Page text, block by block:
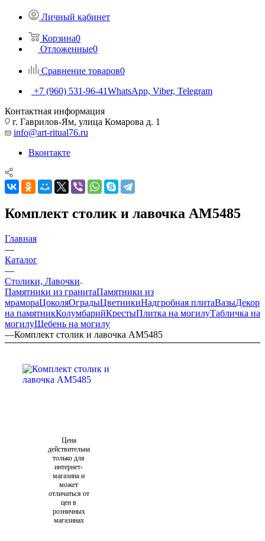
Личный кабинет
Корзина0
Отложенные0
Сравнение товаров0
+7 (960) 531-96-41WhatsApp, Viber, Telegram
Контактная информация
г. Гаврилов-Ям, улица Комарова д. 1
info@art-ritual76.ru
Вконтакте
Комплект столик и лавочка AM5485
Главная
—
Каталог
—
Столики, Лавочки
Памятники из гранитаПамятники из
мрамораЦоколяОградыЦветникиНадгробная плитаВазыДекор
на памятникКолумбарийКрестыПлитка на могилуТабличка на
могилуЩебень на могилу
—Комплект столик и лавочка AM5485
Цена
действительна
только для
интернет-
магазина и
может
отличаться от
цен в
розничных
магазинах